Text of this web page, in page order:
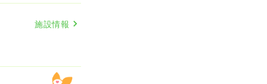
施設情報